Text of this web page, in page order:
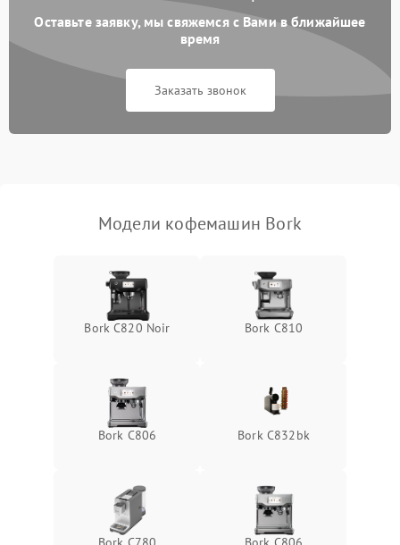
Оставьте заявку, мы свяжемся с Вами в ближайшее
время
Заказать звонок
Модели кофемашин Bork
Bork C820 Noir Bork C810
Bork C806 Bork C832bk